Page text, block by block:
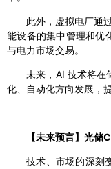
此外，虚拟电厂通
能设备的集中管理和优
与电力市场交易。
未来，AI 技术将在
化、自动化方向发展，
【未来预言】光储
技术、市场的深刻